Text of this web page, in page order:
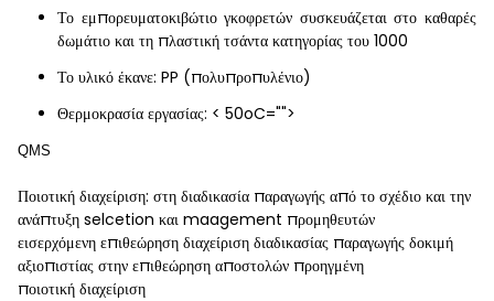
Το εμπορευματοκιβώτιο γκοφρετών συσκευάζεται στο καθαρές
δωμάτιο και τη πλαστική τσάντα κατηγορίας του 1000
Το υλικό έκανε: PP (πολυπροπυλένιο)
Θερμοκρασία εργασίας: < 50oC="">
QMS
Ποιοτική διαχείριση: στη διαδικασία παραγωγής από το σχέδιο και την
ανάπτυξη selcetion και maagement προμηθευτών
εισερχόμενη επιθεώρηση διαχείριση διαδικασίας παραγωγής δοκιμή
αξιοπιστίας στην επιθεώρηση αποστολών προηγμένη
ποιοτική διαχείριση